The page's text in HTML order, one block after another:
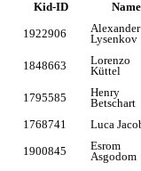
Kid-ID Name
1922906
Alexander
Lysenkov
1848663
Lorenzo
Küttel
1795585
Henry
Betschart
1768741 Luca
1900845
Esrom
Asgodom